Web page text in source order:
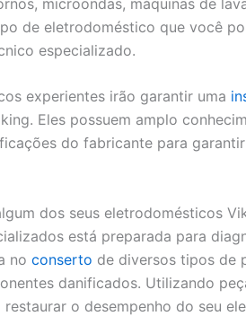
de eletrodoméstico que você
especializado.
experientes irão garantir uma
Eles possuem amplo
do fabricante para
dos seus eletrodomésticos
está preparada para
no conserto de diversos tipos de
danificados. Utilizando
o desempenho do seu